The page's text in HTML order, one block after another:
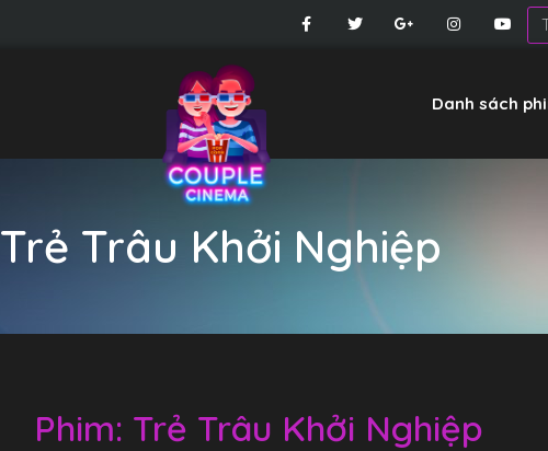
Danh sách
Trẻ Trâu Khởi Nghiệp
Phim: Trẻ Trâu Khởi Nghiệp